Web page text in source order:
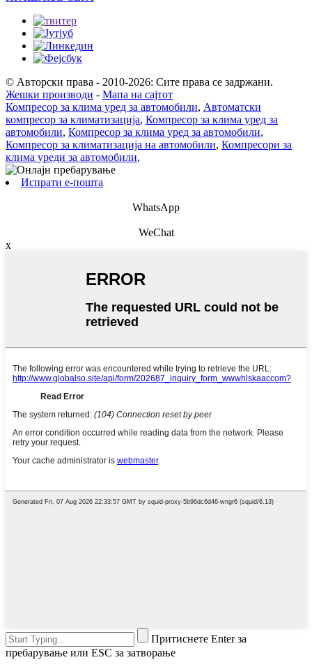
© Авторски права - 2010-2026: Сите права се задржани.
Жешки производи - Мапа на сајтот
Компресор за клима уред за автомобили, Автоматски
компресор за климатизација, Компресор за клима уред за
автомобили, Компресор за клима уред за автомобили,
Компресор за климатизација на автомобили, Компресори за
клима уреди за автомобили,
Испрати е-пошта
WhatsApp
WeChat
x
Притиснете Enter за
пребарување или ESC за затворање